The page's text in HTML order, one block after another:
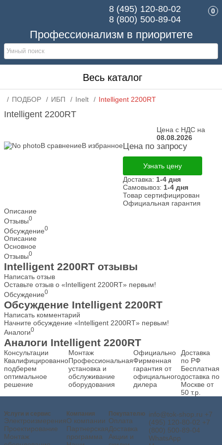
Профессионализм в приоритете
8 (495) 120-80-02
8 (800) 500-89-04
0
Весь каталог
ПОДБОР ИБП Inelt Intelligent 2200RT
Intelligent 2200RT
Цена с НДС на
08.08.2026
В сравнениеВ избранноеЦена по запросу
Узнать цену
Доставка: 1-4 дня
Самовывоз: 1-4 дня
Товар сертифицирован
Официальная гарантия
Описание
Отзывы0
Обсуждение0
Описание
Основное
Отзывы0
Intelligent 2200RT отзывы
Написать отзыв
Оставьте отзыв о «Intelligent 2200RT» первым!
Обсуждение0
Обсуждение Intelligent 2200RT
Написать комментарий
Начните обсуждение «Intelligent 2200RT» первым!
Аналоги0
Аналоги Intelligent 2200RT
Консультации
Квалифицированно
подберем
оптимальное
решение
Монтаж
Профессиональная
установка и
обслуживание
оборудования
Официально
Фирменная
гарантия от
официального
дилера
Доставка
по РФ
Бесплатная
доставка по
Москве от
50 т.р.
Услуги и сервис
Электроизмерения
Проектирование
Монтаж
Компания
О компании
Партнерская
программа
Покупателю
Оплата
Доставка
Акции и
info@tok-shop.ru +7
(495) 120-80-02 +7
(800) 500-89-04
WhatsApp